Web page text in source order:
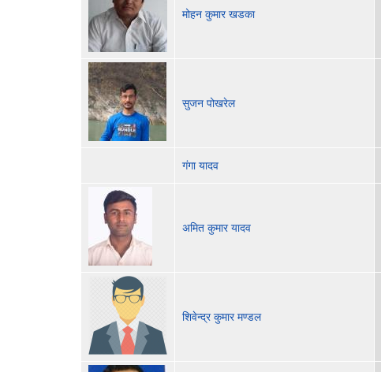
मोहन कुमार खडका
सुजन पोखरेल
गंगा यादव
अमित कुमार यादव
शिवेन्द्र कुमार मण्डल